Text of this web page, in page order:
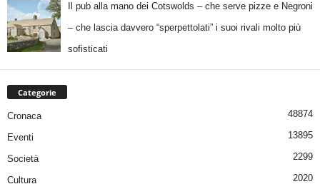
Il pub alla mano dei Cotswolds – che serve pizze e Negroni
– che lascia davvero “sperpettolati” i suoi rivali molto più
sofisticati
Categorie
Cronaca 48874
Eventi 13895
Società 2299
Cultura 2020